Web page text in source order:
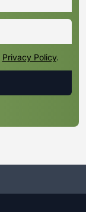
Privacy Policy.